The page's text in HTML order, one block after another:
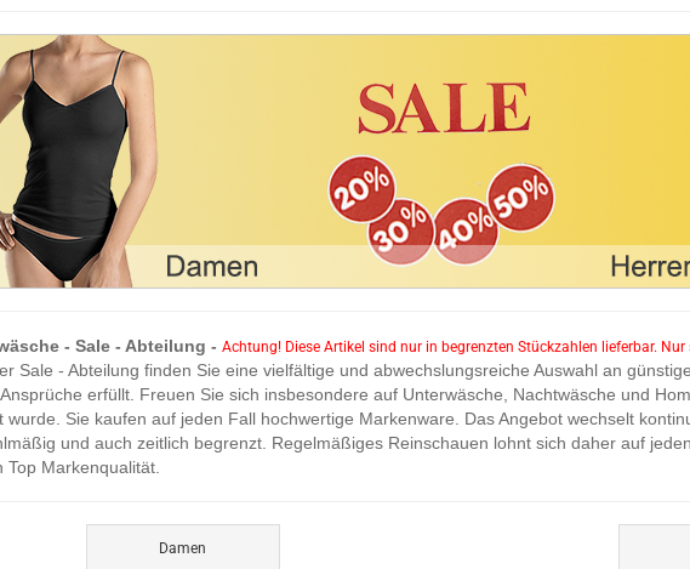
- Sale - Abteilung - Achtung! Diese Artikel sind nur in begrenzten Stückzahlen lieferbar.
Sale - Abteilung finden Sie eine vielfältige und abwechslungsreiche Auswahl an
erfüllt. Freuen Sie sich insbesondere auf Unterwäsche, Nachtwäsche und
wurde. Sie kaufen auf jeden Fall hochwertige Markenware. Das Angebot wechselt
und auch zeitlich begrenzt. Regelmäßiges Reinschauen lohnt sich daher auf
Top Markenqualität.
Damen